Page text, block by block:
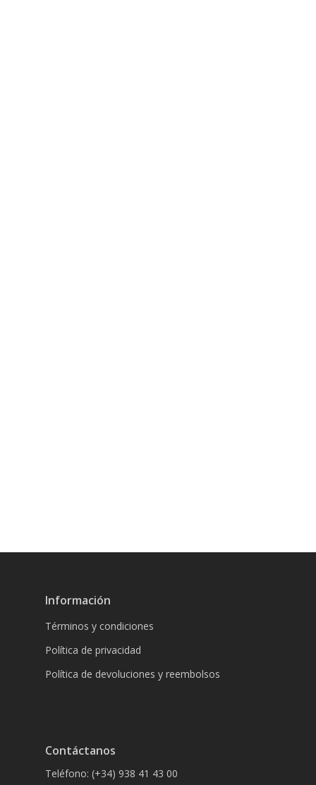
Información
Términos y condiciones
Política de privacidad
Política de devoluciones y reembolsos
Contáctanos
Teléfono: (+34) 938 41 43 00